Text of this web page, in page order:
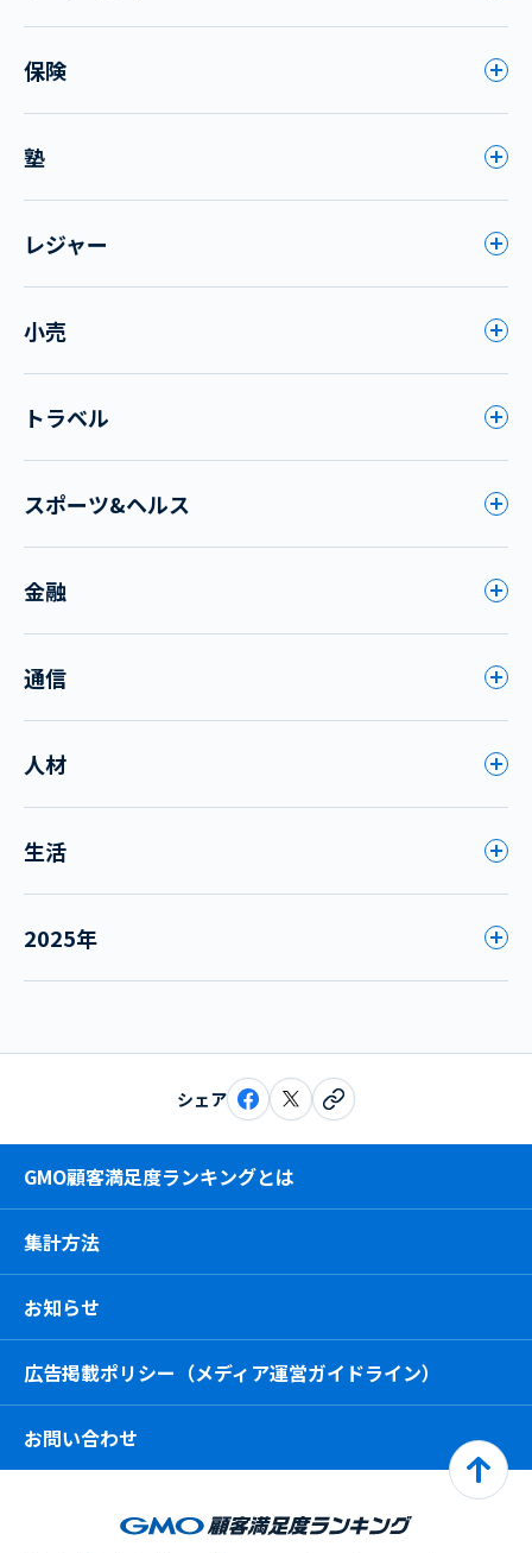
保険
塾
レジャー
小売
トラベル
スポーツ&ヘルス
金融
通信
人材
生活
2025年
シェア
GMO顧客満足度ランキングとは
集計方法
お知らせ
広告掲載ポリシー（メディア運営ガイドライン）
お問い合わせ